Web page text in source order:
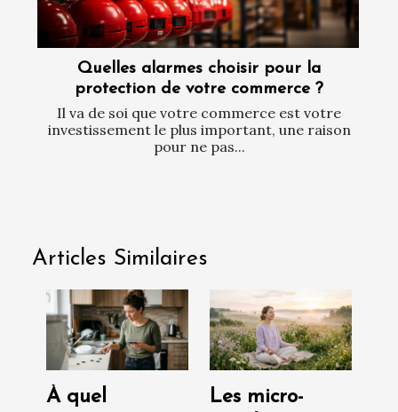
Quelles alarmes choisir pour la
protection de votre commerce ?
Il va de soi que votre commerce est votre
investissement le plus important, une raison
pour ne pas...
Articles Similaires
À quel
Les micro-